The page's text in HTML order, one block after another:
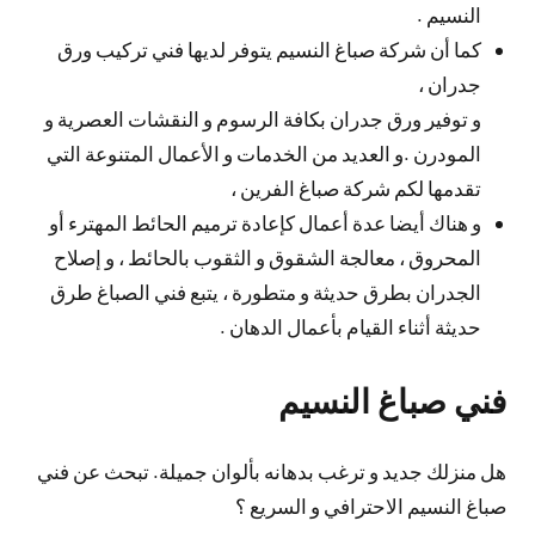
النسيم .
كما أن شركة صباغ النسيم يتوفر لديها فني تركيب ورق
جدران ،
و توفير ورق جدران بكافة الرسوم و النقشات العصرية و
المودرن .و العديد من الخدمات و الأعمال المتنوعة التي
تقدمها لكم شركة صباغ الفرين ،
و هناك أيضا عدة أعمال كإعادة ترميم الحائط المهترء أو
المحروق ، معالجة الشقوق و الثقوب بالحائط ، و إصلاح
الجدران بطرق حديثة و متطورة ، يتبع فني الصباغ طرق
حديثة أثناء القيام بأعمال الدهان .
فني صباغ النسيم
هل منزلك جديد و ترغب بدهانه بألوان جميلة. تبحث عن فني
صباغ النسيم الاحترافي و السريع ؟